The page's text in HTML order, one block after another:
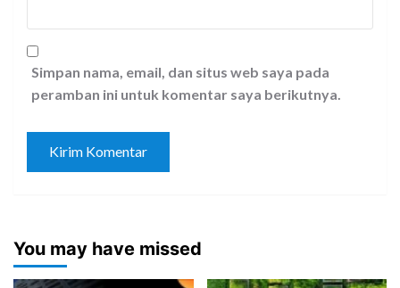
Simpan nama, email, dan situs web saya pada
peramban ini untuk komentar saya berikutnya.
You may have missed